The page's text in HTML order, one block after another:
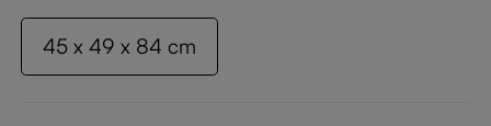
45 x 49 x 84 cm